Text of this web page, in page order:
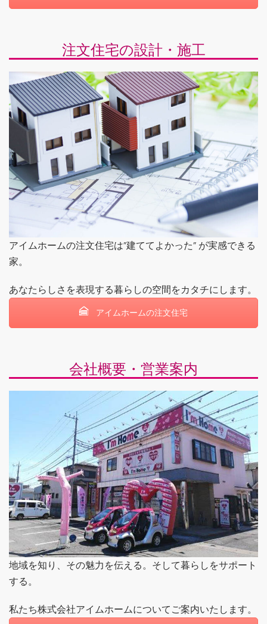
注文住宅の設計・施工
アイムホームの注文住宅は”建ててよかった” が実感できる
家。
あなたらしさを表現する暮らしの空間をカタチにします。
アイムホームの注文住宅
会社概要・営業案内
地域を知り、その魅力を伝える。そして暮らしをサポート
する。
私たち株式会社アイムホームについてご案内いたします。